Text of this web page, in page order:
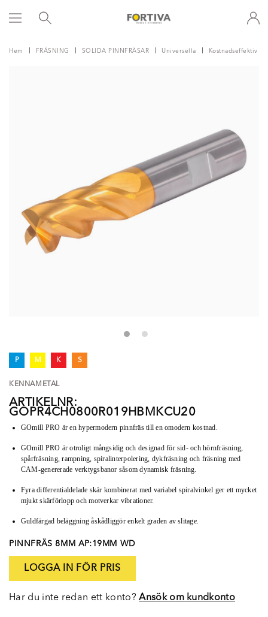
Hem FRÄSNING SOLIDA PINNFRÄSAR Universella Kostnadseffektiv
P M K S
KENNAMETAL
ARTIKELNR:
GOPR4CH0800R019HBMKCU20
GOmill PRO är en hypermodern pinnfräs till en omodern kostnad.
GOmill PRO är otroligt mångsidig och designad för sid- och hörnfräsning,
spårfräsning, rampning, spiralinterpolering, dykfräsning och fräsning med
CAM-genererade verktygsbanor såsom dynamisk fräsning.
Fyra differentialdelade skär kombinerat med variabel spiralvinkel ger ett mycket
mjukt skärförlopp och motverkar vibrationer.
Guldfärgad beläggning åskådliggör enkelt graden av slitage.
PINNFRÄS 8MM AP:19MM WD
LOGGA IN FÖR PRIS
Har du inte redan ett konto?Ansök om kundkonto